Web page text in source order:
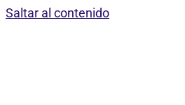
Saltar al contenido